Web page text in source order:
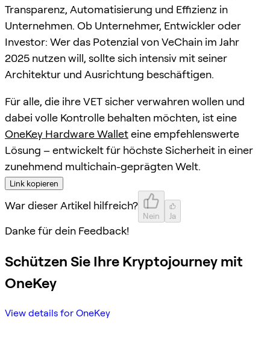
Transparenz, Automatisierung und Effizienz in
Unternehmen. Ob Unternehmer, Entwickler oder
Investor: Wer das Potenzial von VeChain im Jahr
2025 nutzen will, sollte sich intensiv mit seiner
Architektur und Ausrichtung beschäftigen.
Für alle, die ihre VET sicher verwahren wollen und
dabei volle Kontrolle behalten möchten, ist eine
OneKey Hardware Walleteine empfehlenswerte
Lösung – entwickelt für höchste Sicherheit in einer
zunehmend multichain-geprägten Welt.
Link kopieren
War dieser Artikel hilfreich?
Nein Ja
Danke für dein Feedback!
Schützen Sie Ihre Kryptojourney mit
OneKey
View details for OneKey